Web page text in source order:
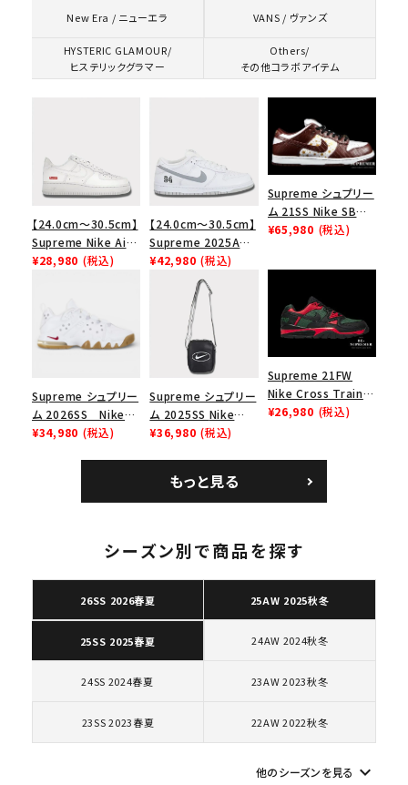
キーワードから探す
キャップ・ハット
パーカー・クルーネック
New Era / ニューエラ VANS / ヴァンズ
HYSTERIC GLAMOUR/
ヒステリックグラマー
Others/
その他コラボアイテム
【24.0cm～30.5cm】
Supreme Nike Air
Force 1 Low シュプ
ューズ ホワイト
¥28,980 (税込)
【24.0cm～30.5cm】
Supreme 2025AW
Nike SB Dunk Low
ナイキ SB ダンク ロ
ー スニーカー ホワイ
¥42,980 (税込)
Supreme シュプリー
ム 21SS Nike SB
Dunk Low ナイキSB
¥65,980 (税込)
Supreme シュプリー
ム 2026SS Nike
SB Air Max 2 CB 94
¥34,980 (税込)
Supreme シュプリー
ム 2025SS Nike
Leather Shoulder
ク 黒
¥36,980 (税込)
Supreme 21FW
Nike Cross Trainer
Low ナイキクロスト
¥26,980 (税込)
もっと見る
シーズン別で商品を探す
26SS 2026春夏 25AW 2025秋冬
25SS 2025春夏 24AW 2024秋冬
24SS 2024春夏 23AW 2023秋冬
23SS 2023春夏 22AW 2022秋冬
他のシーズンを見る keyboard_arrow_down